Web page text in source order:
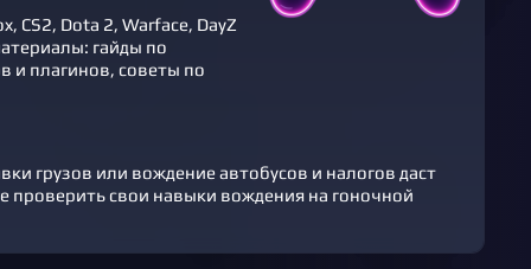
CS2, Dota 2, Warface, DayZ
гайды по
и плагинов, советы по
грузов или вождение автобусов и налогов даст
проверить свои навыки вождения на гоночной